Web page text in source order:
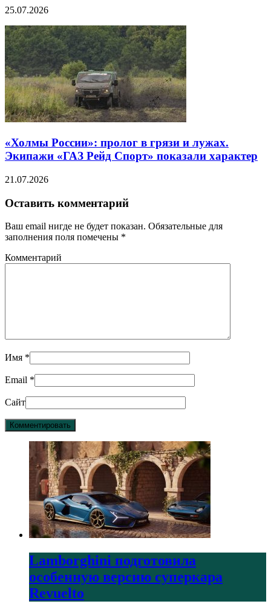
25.07.2026
«Холмы России»: пролог в грязи и лужах.
Экипажи «ГАЗ Рейд Спорт» показали характер
21.07.2026
Оставить комментарий
Ваш email нигде не будет показан. Обязательные для
заполнения поля помечены *
Комментарий
Имя *
Email *
Сайт
Lamborghini подготовила
особенную версию суперкара
Revuelto